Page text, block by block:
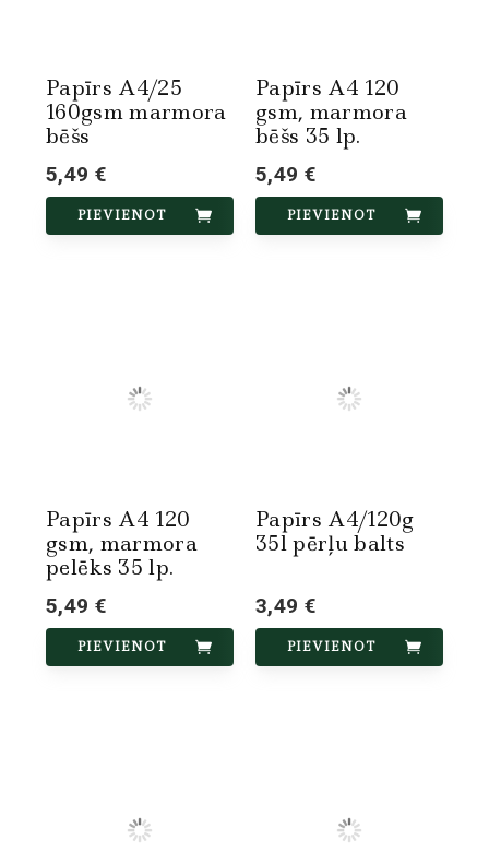
Papīrs A4/25
160gsm marmora
bēšs
5,49 €
PIEVIENOT
Papīrs A4 120
gsm, marmora
bēšs 35 lp.
5,49 €
PIEVIENOT
Papīrs A4 120
gsm, marmora
pelēks 35 lp.
5,49 €
PIEVIENOT
Papīrs A4/120g
35l pērļu balts
3,49 €
PIEVIENOT